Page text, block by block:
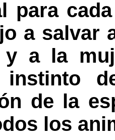
para
a salvar
a la
instinto
de la
los